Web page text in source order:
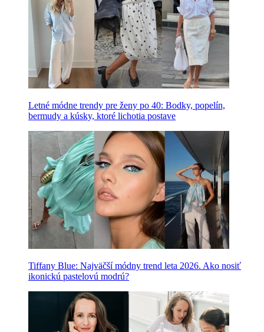
Letné módne trendy pre ženy po 40: Bodky, popelín,
bermudy a kúsky, ktoré lichotia postave
Tiffany Blue: Najväčší módny trend leta 2026. Ako nosiť
ikonickú pastelovú modrú?